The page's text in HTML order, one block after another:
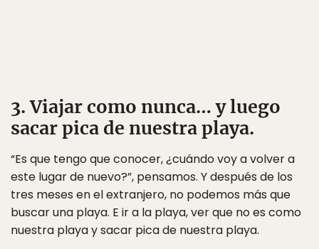
3. Viajar como nunca… y luego
sacar pica de nuestra playa.
“Es que tengo que conocer, ¿cuándo voy a volver a
este lugar de nuevo?”, pensamos. Y después de los
tres meses en el extranjero, no podemos más que
buscar una playa. E ir a la playa, ver que no es como
nuestra playa y sacar pica de nuestra playa.